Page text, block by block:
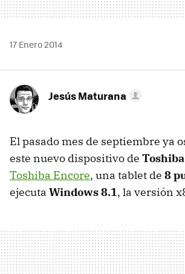
17 Enero 2014
Jesús Maturana
El pasado mes de septiembre ya
este nuevo dispositivo de Toshiba
Toshiba Encore, una tablet de 8
ejecuta Windows 8.1, la versión